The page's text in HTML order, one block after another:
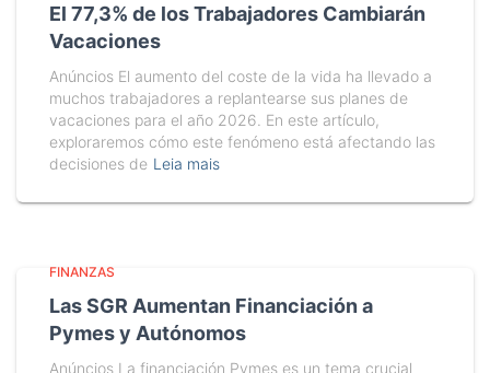
El 77,3% de los Trabajadores Cambiarán
Vacaciones
Anúncios El aumento del coste de la vida ha llevado a
muchos trabajadores a replantearse sus planes de
vacaciones para el año 2026. En este artículo,
exploraremos cómo este fenómeno está afectando las
decisiones de Leia mais
FINANZAS
Las SGR Aumentan Financiación a
Pymes y Autónomos
Anúncios La financiación Pymes es un tema crucial